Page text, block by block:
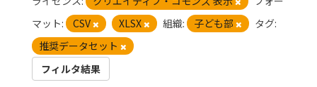
マット:
CSV XLSX 組織: 子ども部
タグ:
推奨データセット
フィルタ結果